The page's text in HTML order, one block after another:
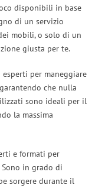
disponibili in base
di un servizio
mobili, o solo di un
giusta per te.
per maneggiare
che nulla
sono ideali per il
la massima
e formati per
in grado di
sorgere durante il